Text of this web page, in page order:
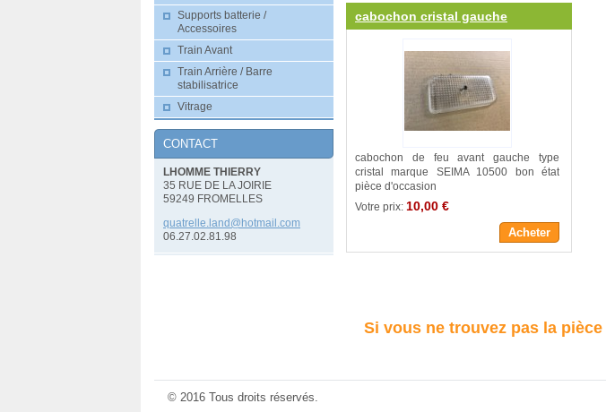
cabochon cristal gauche
cabochon de feu avant gauche type
cristal marque SEIMA 10500 bon état
pièce d'occasion
Votre prix: 10,00 €
Acheter
Si vous ne trouvez pas la
Supports batterie /
Accessoires
Train Avant
Train Arrière / Barre
stabilisatrice
Vitrage
CONTACT
LHOMME THIERRY
35 RUE DE LA JOIRIE
59249 FROMELLES
quatrell e.land@hotmail.com
06.27.02.81.98
© 2016 Tous droits réservés.